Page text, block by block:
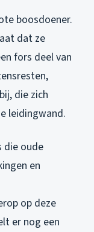
boosdoener.
dat ze
fors deel van
die zich
leidingwand.
die oude
en
op deze
er nog een